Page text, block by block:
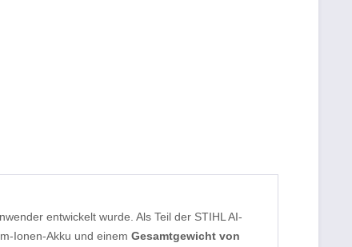
entwickelt wurde. Als Teil der STIHL AI-
Ionen-Akku und einem Gesamtgewicht von